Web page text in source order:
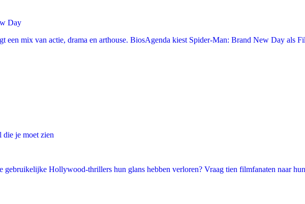
Day
een mix van actie, drama en arthouse. BiosAgenda kiest Spider-Man: Brand New Day als
die je moet zien
Hollywood-thrillers hun glans hebben verloren? Vraag tien filmfanaten naar